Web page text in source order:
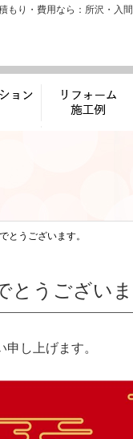
もり・費用なら：所沢・入
とうございます。
とうございま
し上げます。